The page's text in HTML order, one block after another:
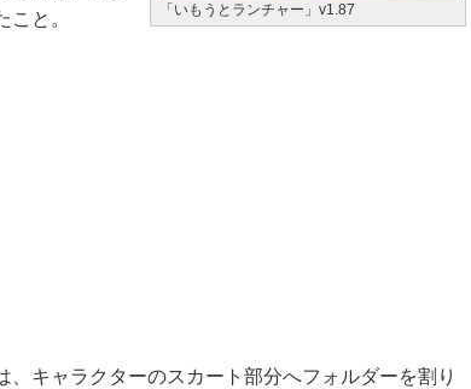
「いもうとランチャー」v1.87
と。
キャラクターのスカート部分へフォルダーを割り